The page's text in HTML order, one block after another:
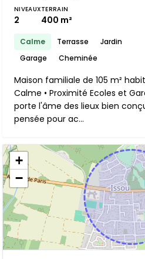
NIVEAUX
2
TERRAIN
400 m²
Calme Terrasse
Jardin
Garage
Cheminée
Maison familiale de 105 m²
Calme • Proximité Ecoles et
porte l'âme des lieux bien
pensée pour ac...
+
−